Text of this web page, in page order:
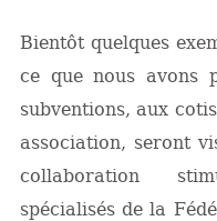
Bientôt quelques
ce que nous avons
subventions, aux
association, seront
collaboration
spécialisés de la